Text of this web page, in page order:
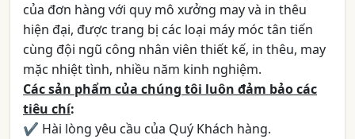
của đơn hàng với quy mô xưởng may và in thêu
hiện đại, được trang bị các loại máy móc tân tiến
cùng đội ngũ công nhân viên thiết kế, in thêu, may
mặc nhiệt tình, nhiều năm kinh nghiệm.
Các sản phẩm của chúng tôi luôn đảm bảo các
tiêu chí:
✔ Hài lòng yêu cầu của Quý Khách hàng.